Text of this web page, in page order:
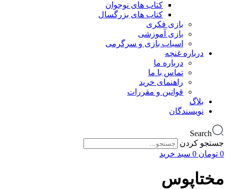
کتاب های نوجوان
کتاب های بزرگسال
بازی فکری
بازی آموزشی
اسباب بازی و سرگرمی
درباره غنچه
درباره ما
تماس با ما
راهنمای خرید
قوانین و مقررات
بلاگ
نویسندگان
Search
جستجو کردن
0 تومان 0 سبد خرید
مختاپوس